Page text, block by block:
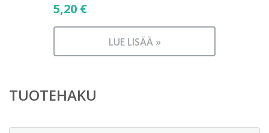
5,20 €
LUE LISÄÄ »
TUOTEHAKU